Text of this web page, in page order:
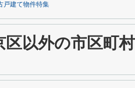
戸建て物件特集
区以外の市区町